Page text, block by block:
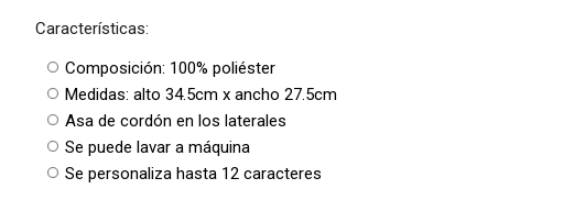
Características:
Composición: 100% poliéster
Medidas: alto 34.5cm x ancho 27.5cm
Asa de cordón en los laterales
Se puede lavar a máquina
Se personaliza hasta 12 caracteres